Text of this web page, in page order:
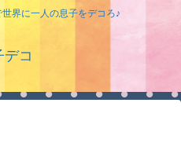
界に一人の息子をデコろ♪
デコ